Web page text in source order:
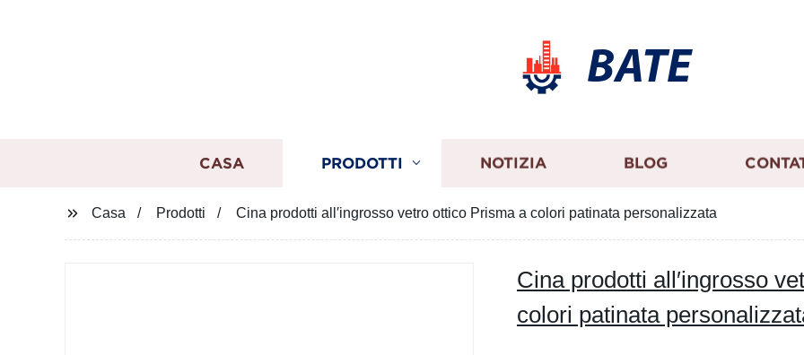
BATE
CASA PRODOTTI NOTIZIA BLOG
Casa Prodotti Cina prodotti all′ingrosso vetro ottico Prisma a colori patinata personalizzata
Cina prodotti all′ingrosso
colori patinata